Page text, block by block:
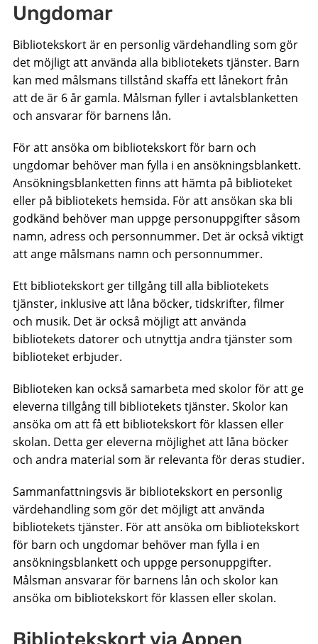
Ungdomar
Bibliotekskort är en personlig värdehandling som gör
det möjligt att använda alla bibliotekets tjänster. Barn
kan med målsmans tillstånd skaffa ett lånekort från
att de är 6 år gamla. Målsman fyller i avtalsblanketten
och ansvarar för barnens lån.
För att ansöka om bibliotekskort för barn och
ungdomar behöver man fylla i en ansökningsblankett.
Ansökningsblanketten finns att hämta på biblioteket
eller på bibliotekets hemsida. För att ansökan ska bli
godkänd behöver man uppge personuppgifter såsom
namn, adress och personnummer. Det är också viktigt
att ange målsmans namn och personnummer.
Ett bibliotekskort ger tillgång till alla bibliotekets
tjänster, inklusive att låna böcker, tidskrifter, filmer
och musik. Det är också möjligt att använda
bibliotekets datorer och utnyttja andra tjänster som
biblioteket erbjuder.
Biblioteken kan också samarbeta med skolor för att ge
eleverna tillgång till bibliotekets tjänster. Skolor kan
ansöka om att få ett bibliotekskort för klassen eller
skolan. Detta ger eleverna möjlighet att låna böcker
och andra material som är relevanta för deras studier.
Sammanfattningsvis är bibliotekskort en personlig
värdehandling som gör det möjligt att använda
bibliotekets tjänster. För att ansöka om bibliotekskort
för barn och ungdomar behöver man fylla i en
ansökningsblankett och uppge personuppgifter.
Målsman ansvarar för barnens lån och skolor kan
ansöka om bibliotekskort för klassen eller skolan.
Bibliotekskort via Appen